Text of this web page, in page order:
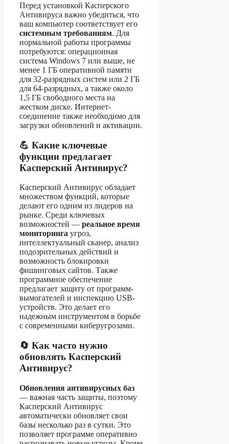
Перед установкой Касперского
Антивируса важно убедиться, что
ваш компьютер соответствует его
системным требованиям. Для
нормальной работы программы
потребуются: операционная
система Windows 7 или выше, не
менее 1 ГБ оперативной памяти
для 32-разрядных систем или 2 ГБ
для 64-разрядных, а также около
1,5 ГБ свободного места на
жестком диске. Интернет-
соединение также необходимо для
загрузки обновлений и активации.
💪 Какие ключевые
функции предлагает
Касперский Антивирус?
Касперский Антивирус обладает
множеством функций, которые
делают его одним из лидеров на
рынке. Среди ключевых
возможностей — реальное время
мониторинга угроз,
интеллектуальный сканер, анализ
подозрительных действий и
возможность блокировки
фишинговых сайтов. Также
программное обеспечение
предлагает защиту от программ-
вымогателей и инспекцию USB-
устройств. Это делает его
надежным инструментом в борьбе
с современными киберугрозами.
🔄 Как часто нужно
обновлять Касперский
Антивирус?
Обновления антивирусных баз
— важная часть защиты, поэтому
Касперский Антивирус
автоматически обновляет свои
базы несколько раз в сутки. Это
позволяет программе оперативно